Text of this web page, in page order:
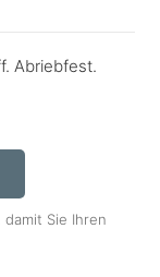
Abriebfest.
Sie Ihren